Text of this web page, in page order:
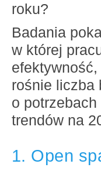
roku?
Badania
w której
rośnie liczba
o
trendów na
1. Open